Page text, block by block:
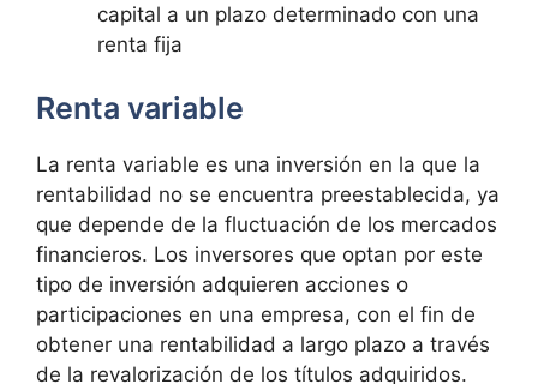
capital a un plazo determinado con una
renta fija
Renta variable
La renta variable es una inversión en la que la
rentabilidad no se encuentra preestablecida, ya
que depende de la fluctuación de los mercados
financieros. Los inversores que optan por este
tipo de inversión adquieren acciones o
participaciones en una empresa, con el fin de
obtener una rentabilidad a largo plazo a través
de la revalorización de los títulos adquiridos.